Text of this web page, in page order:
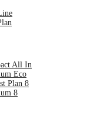
All In
Eco
Plan 8
8